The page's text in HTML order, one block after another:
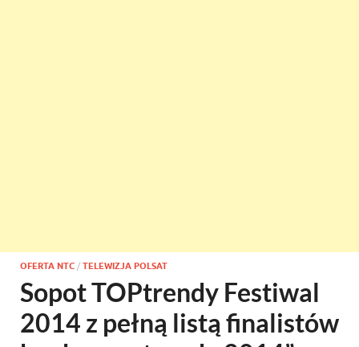
OFERTA NTC / TELEWIZJA POLSAT
Sopot TOPtrendy Festiwal
2014 z pełną listą finalistów